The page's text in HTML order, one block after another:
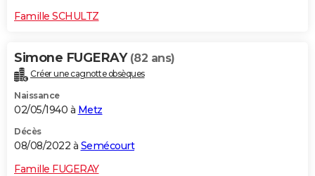
Famille SCHULTZ
Simone FUGERAY (82 ans)
Créer une cagnotte obsèques
Naissance
02/05/1940 à Metz
Décès
08/08/2022 à Semécourt
Famille FUGERAY